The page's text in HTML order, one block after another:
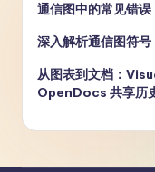
通信图中的常见错
深入解析通信图符
从图表到文档：
OpenDocs 共享历